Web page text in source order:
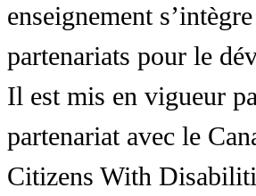
enseignement
partenariats pour le
Il est mis en vigueur
partenariat avec le
Citizens With